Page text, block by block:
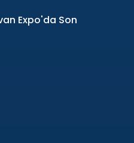
Expo'da Son